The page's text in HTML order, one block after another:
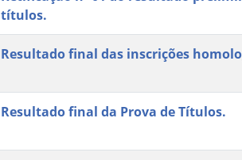
títulos.
Resultado final das inscrições
Resultado final da Prova de Títulos.